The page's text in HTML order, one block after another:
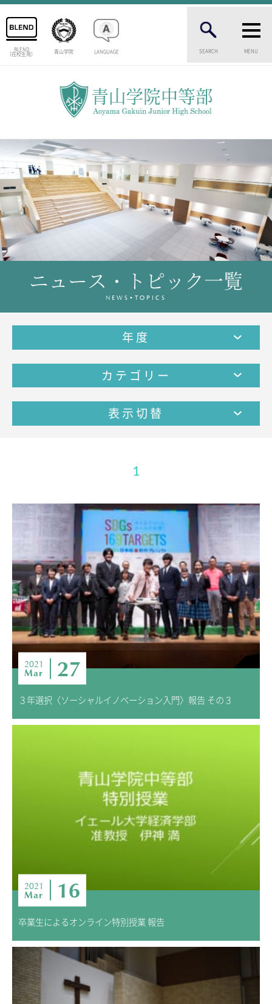
BLEND
（在校生用） 青山学院 LANGUAGE SEARCH MENU
中等部の歴史
特色ある教育
生徒数・教職員数
一貫校の流れ
卒業生インタビュー
校舎情報
メディアライブラリー
教育の特色・紹介
教育課程
教科学習
進学・進路
学友会
生徒の作品
ADMISSION
入試・入学案内
入試要項
志願者速報
合格者発表
学校説明会
入試結果
入学金・学費等一覧
入試問題
学校案内
アクセスマップ
緊急・災害時の対応
いじめ防止対策
ENGLISHページ
個人情報保護への取り組み
採用情報
地の塩、世の光（スクールモットー）
ニュース・トピック一覧
NEWS•TOPICS
年度
カテゴリー
表示切替
1
2021
Mar 27
３年選択〈ソーシャルイノベーション入門〉報告 その３
2021
Mar 16
卒業生によるオンライン特別授業 報告